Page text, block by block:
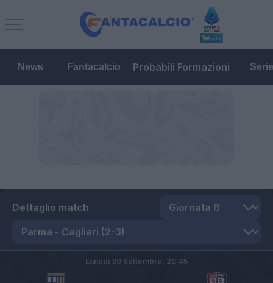
News Fantacalcio Probabili Formazioni
Dettaglio match
Lunedì 30 Settembre, 20:45